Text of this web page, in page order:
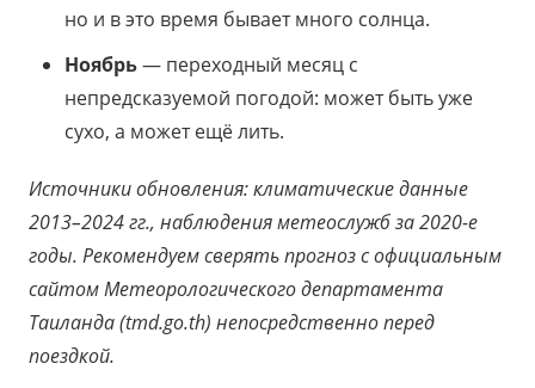
но и в это время бывает много солнца.
Ноябрь— переходный месяц с
непредсказуемой погодой: может быть уже
сухо, а может ещё лить.
Источники обновления: климатические данные
2013–2024 гг., наблюдения метеослужб за 2020-е
годы. Рекомендуем сверять прогноз с официальным
сайтом Метеорологического департамента
Таиланда (tmd.go.th) непосредственно перед
поездкой.